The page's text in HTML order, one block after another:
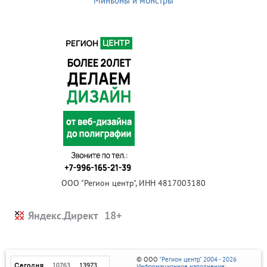
ООО "Регион центр", ИНН 4817003180
Яндекс.Директ
© ООО "Регион центр" 2004 - 2026